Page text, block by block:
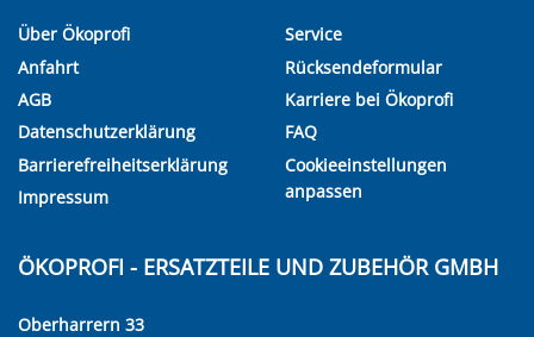
Über Ökoprofi
Anfahrt
AGB
Datenschutzerklärung
Barrierefreiheitserklärung
Impressum
Service
Rücksendeformular
Karriere bei Ökoprofi
FAQ
Cookieeinstellungen
anpassen
ÖKOPROFI - ERSATZTEILE UND ZUBEHÖR GMBH
Oberharrern 33